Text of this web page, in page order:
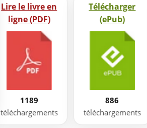
Lire le livre en
ligne (PDF)
1189
téléchargements
Télécharger
(ePub)
886
téléchargements